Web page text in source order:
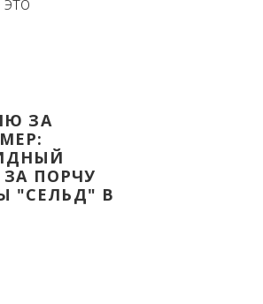
с целью -
Российской